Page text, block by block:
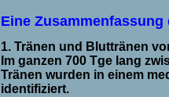
Eine
1. Tränen und Bluttränen
Im ganzen 700 Tge lang
Tränen wurden in einem
identifiziert.